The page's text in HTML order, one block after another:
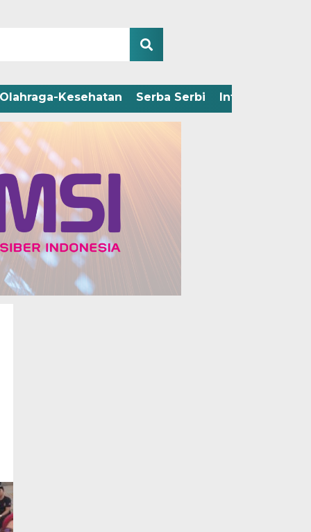
Kesehatan Serba Serbi Infografis